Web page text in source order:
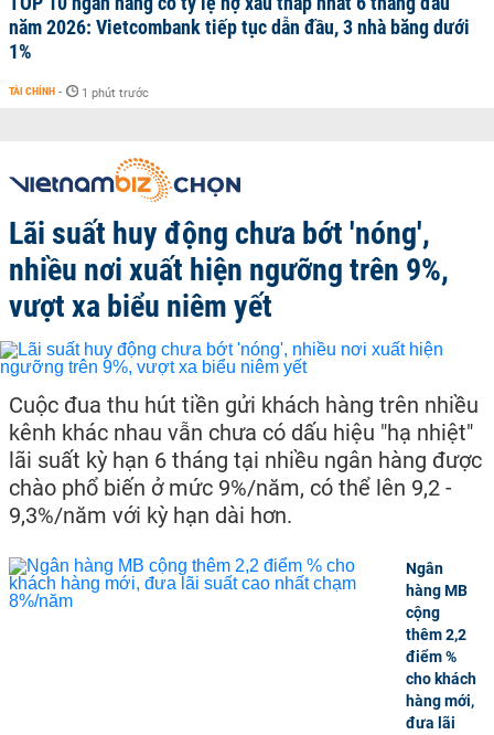
năm 2026: Vietcombank tiếp tục dẫn đầu, 3 nhà băng dưới
1%
TÀI CHÍNH - 1 phút trước
Lãi suất huy động chưa bớt 'nóng',
nhiều nơi xuất hiện ngưỡng trên 9%,
vượt xa biểu niêm yết
Cuộc đua thu hút tiền gửi khách hàng trên nhiều
kênh khác nhau vẫn chưa có dấu hiệu "hạ nhiệt"
lãi suất kỳ hạn 6 tháng tại nhiều ngân hàng được
chào phổ biến ở mức 9%/năm, có thể lên 9,2 -
9,3%/năm với kỳ hạn dài hơn.
Ngân
hàng MB
cộng
thêm 2,2
điểm %
cho khách
hàng mới,
đưa lãi